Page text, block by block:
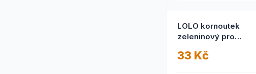
LOLO kornoutek
zeleninový pro
33 Kč